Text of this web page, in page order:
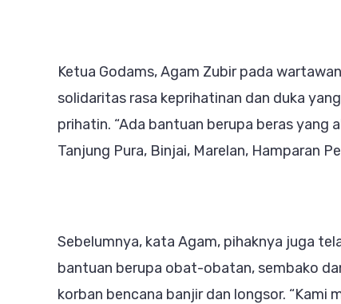
Ketua Godams, Agam Zubir pada
solidaritas rasa keprihatinan dan duka
prihatin. “Ada bantuan berupa beras yang
Tanjung Pura, Binjai, Marelan, Hamparan
Sebelumnya, kata Agam, pihaknya juga
bantuan berupa obat-obatan, sembako
korban bencana banjir dan longsor. “Kami